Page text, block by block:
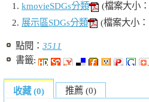
kmovieSDGs分類
(檔案大小
展示區SDGs分類
(檔案大小
點閱： 3511
書籤:
收藏 (0) 推薦 (0)